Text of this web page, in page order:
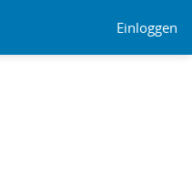
Einloggen